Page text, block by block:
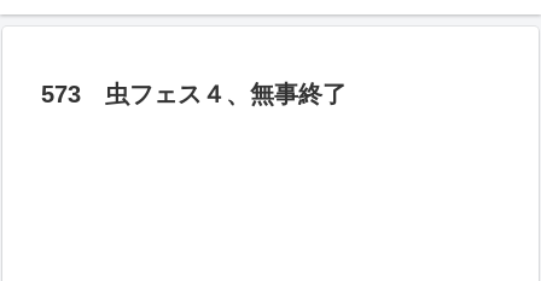
573 虫フェス４、無事終了